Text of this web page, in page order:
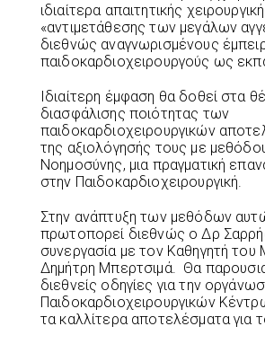
ιδιαίτερα απαιτητικής
«αντιμετάθεσης των μεγάλων
διεθνώς αναγνωρισμένους
παιδοκαρδιοχειρουργούς ως
Ιδιαίτερη έμφαση θα δοθεί στα
διασφάλισης ποιότητας των
παιδοκαρδιοχειρουργικών
της αξιολόγησής τους με
Νοημοσύνης, μια πραγματική
στην Παιδοκαρδιοχειρουργική.
Στην ανάπτυξη των μεθόδων
πρωτοπορεί διεθνώς ο Δρ
συνεργασία με τον Καθηγητή του
Δημήτρη Μπερτσιμά. Θα
διεθνείς οδηγίες για την
Παιδοκαρδιοχειρουργικών
τα καλλίτερα αποτελέσματα για